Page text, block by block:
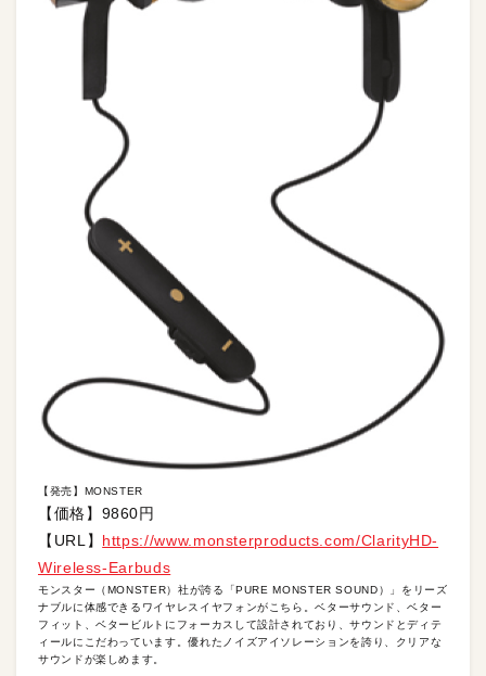
【発売】MONSTER
【価格】9860円
【URL】 https://www.monsterproducts.com/ClarityHD-
Wireless-Earbuds
モンスター（MONSTER）社が誇る「PURE MONSTER SOUND）」をリーズ
ナブルに体感できるワイヤレスイヤフォンがこちら。ベターサウンド、ベター
フィット、ベタービルトにフォーカスして設計されており、サウンドとディテ
ィールにこだわっています。優れたノイズアイソレーションを誇り、クリアな
サウンドが楽しめます。